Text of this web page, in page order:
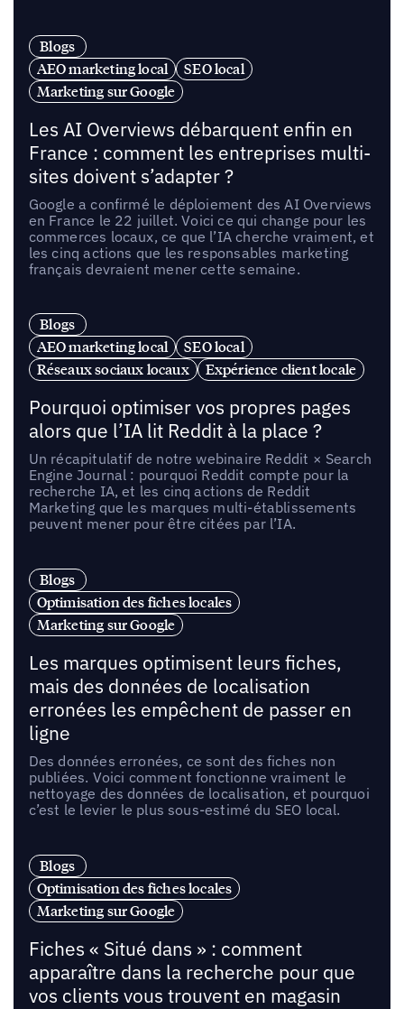
Blogs
AEO marketing local
SEO local
Marketing sur Google
Les AI Overviews débarquent enfin en
France : comment les entreprises multi-
sites doivent s’adapter ?
Google a confirmé le déploiement des AI Overviews
en France le 22 juillet. Voici ce qui change pour les
commerces locaux, ce que l’IA cherche vraiment, et
les cinq actions que les responsables marketing
français devraient mener cette semaine.
Blogs
AEO marketing local
SEO local
Réseaux sociaux locaux
Expérience client locale
Pourquoi optimiser vos propres pages
alors que l’IA lit Reddit à la place ?
Un récapitulatif de notre webinaire Reddit × Search
Engine Journal : pourquoi Reddit compte pour la
recherche IA, et les cinq actions de Reddit
Marketing que les marques multi-établissements
peuvent mener pour être citées par l’IA.
Blogs
Optimisation des fiches locales
Marketing sur Google
Les marques optimisent leurs fiches,
mais des données de localisation
erronées les empêchent de passer en
ligne
Des données erronées, ce sont des fiches non
publiées. Voici comment fonctionne vraiment le
nettoyage des données de localisation, et pourquoi
c’est le levier le plus sous-estimé du SEO local.
Blogs
Optimisation des fiches locales
Marketing sur Google
Fiches « Situé dans » : comment
apparaître dans la recherche pour que
vos clients vous trouvent en magasin